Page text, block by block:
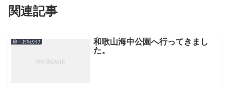
関連記事
旅・お出かけ
和歌山海中公園へ行ってきまし
た。